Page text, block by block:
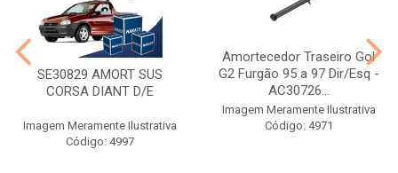
SE30829 AMORT SUS
CORSA DIANT D/E
Imagem Meramente Ilustrativa
Código: 4997
Amortecedor Traseiro Gol
G2 Furgão 95 a 97 Dir/Esq -
AC30726...
Imagem Meramente Ilustrativa
Código: 4971